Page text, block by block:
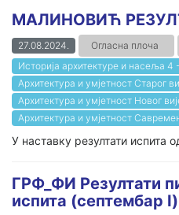
МАЛИНОВИЋ
27.08.2024. Огласна плоча
Историја архитектуре и насеља
Архитектура и умјетност Старог
Архитектура и умјетност Новог
Архитектура и умјетност
У наставку резултати испита
ГРФ_ФИ Резултати
испита (септембар I)